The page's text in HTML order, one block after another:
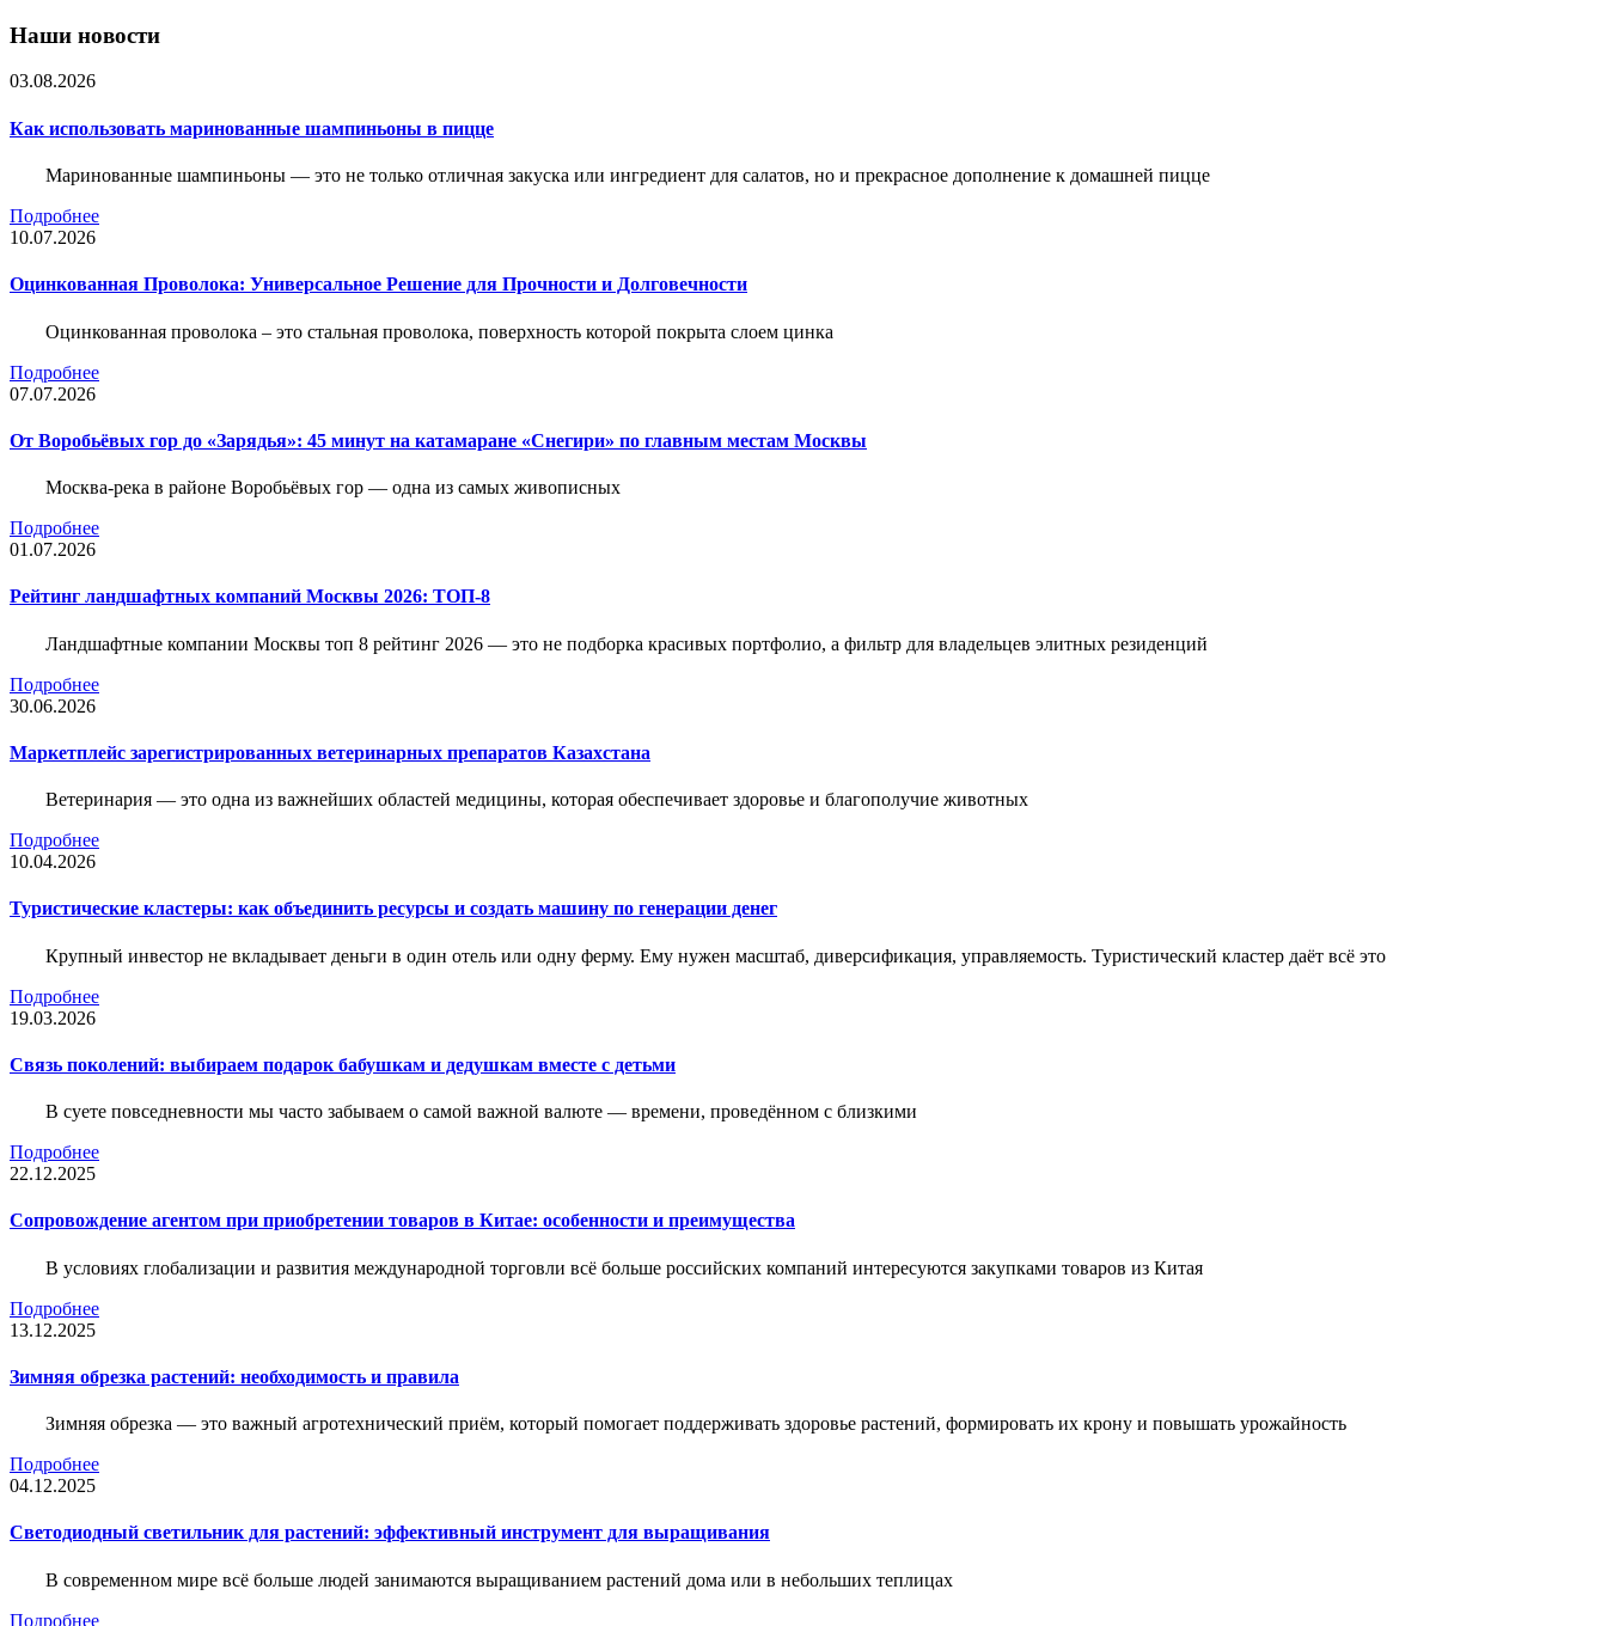
Наши новости
03.08.2026
Как использовать маринованные шампиньоны в пицце
Маринованные шампиньоны — это не только отличная закуска или ингредиент для салатов, но и прекрасное дополнение к домашней пицце
Подробнее
10.07.2026
Оцинкованная Проволока: Универсальное Решение для Прочности и Долговечности
Оцинкованная проволока – это стальная проволока, поверхность которой покрыта слоем цинка
Подробнее
07.07.2026
От Воробьёвых гор до «Зарядья»: 45 минут на катамаране «Снегири» по главным местам Москвы
Москва-река в районе Воробьёвых гор — одна из самых живописных
Подробнее
01.07.2026
Рейтинг ландшафтных компаний Москвы 2026: ТОП-8
Ландшафтные компании Москвы топ 8 рейтинг 2026 — это не подборка красивых портфолио, а фильтр для владельцев элитных резиденций
Подробнее
30.06.2026
Маркетплейс зарегистрированных ветеринарных препаратов Казахстана
Ветеринария — это одна из важнейших областей медицины, которая обеспечивает здоровье и благополучие животных
Подробнее
10.04.2026
Туристические кластеры: как объединить ресурсы и создать машину по генерации денег
Крупный инвестор не вкладывает деньги в один отель или одну ферму. Ему нужен масштаб, диверсификация, управляемость. Туристический кластер даёт всё это
Подробнее
19.03.2026
Связь поколений: выбираем подарок бабушкам и дедушкам вместе с детьми
В суете повседневности мы часто забываем о самой важной валюте — времени, проведённом с близкими
Подробнее
22.12.2025
Сопровождение агентом при приобретении товаров в Китае: особенности и преимущества
В условиях глобализации и развития международной торговли всё больше российских компаний интересуются закупками товаров из Китая
Подробнее
13.12.2025
Зимняя обрезка растений: необходимость и правила
Зимняя обрезка — это важный агротехнический приём, который помогает поддерживать здоровье растений, формировать их крону и повышать урожайность
Подробнее
04.12.2025
Светодиодный светильник для растений: эффективный инструмент для выращивания
В современном мире всё больше людей занимаются выращиванием растений дома или в небольших теплицах
Подробнее